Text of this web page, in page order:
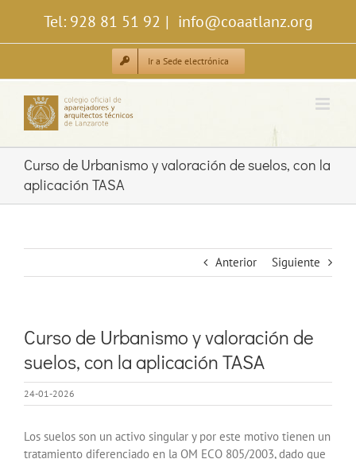
contenido
Tel: 928 81 51 92 | info@coaatlanz.org
Ir a Sede electrónica
Curso de Urbanismo y valoración de suelos, con la
aplicación TASA
Anterior Siguiente
Curso de Urbanismo y valoración de
suelos, con la aplicación TASA
24-01-2026
Los suelos son un activo singular y por este motivo tienen un
tratamiento diferenciado en la OM ECO 805/2003, dado que